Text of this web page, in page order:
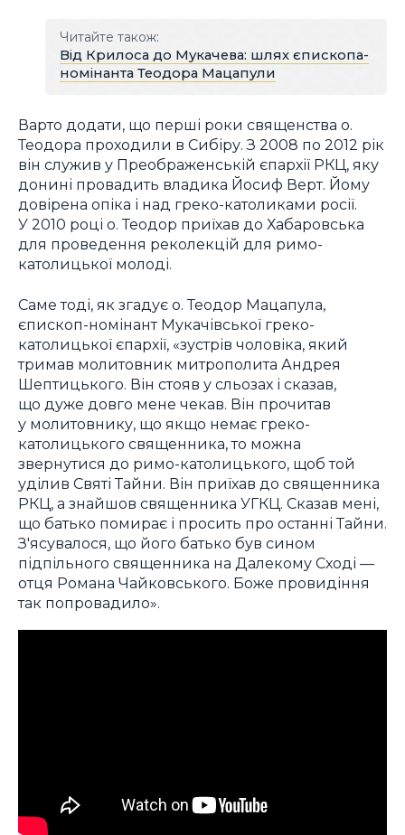
Читайте також:
Від Крилоса до Мукачева: шлях єпископа-
номінанта Теодора Мацапули
Варто додати, що перші роки священства о.
Теодора проходили в Сибіру. З 2008 по 2012 рік
він служив у Преображенській єпархії РКЦ, яку
донині провадить владика Йосиф Верт. Йому
довірена опіка і над греко-католиками росії.
У 2010 році о. Теодор приїхав до Хабаровська
для проведення реколекцій для римо-
католицької молоді.
Саме тоді, як згадує о. Теодор Мацапула,
єпископ-номінант Мукачівської греко-
католицької єпархії, «зустрів чоловіка, який
тримав молитовник митрополита Андрея
Шептицького. Він стояв у сльозах і сказав,
що дуже довго мене чекав. Він прочитав
у молитовнику, що якщо немає греко-
католицького священника, то можна
звернутися до римо-католицького, щоб той
уділив Святі Тайни. Він приїхав до священника
РКЦ, а знайшов священника УГКЦ. Сказав мені,
що батько помирає і просить про останні Тайни.
З'ясувалося, що його батько був сином
підпільного священника на Далекому Сході —
отця Романа Чайковського. Боже провидіння
так попровадило».